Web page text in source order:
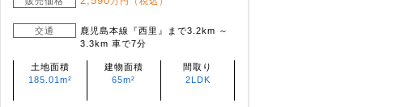
交通
鹿児島本線『西里』まで3.2km ～
3.3km 車で7分
土地面積
185.01m²
建物面積
65m²
間取り
2LDK